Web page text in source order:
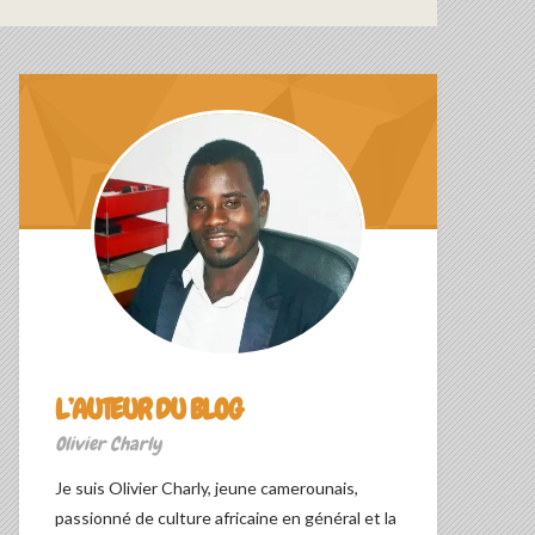
L’AUTEUR DU BLOG
Olivier Charly
Je suis Olivier Charly, jeune camerounais,
passionné de culture africaine en général et la